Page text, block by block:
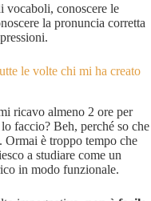
vocaboli, conoscere le
la pronuncia corretta
le volte chi mi ha creato
ricavo almeno 2 ore per
faccio? Beh, perché so che
Ormai è troppo tempo che
a studiare come un
in modo funzionale.